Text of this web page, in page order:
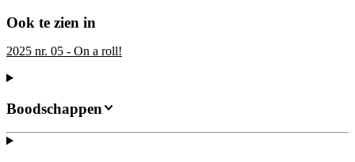
Ook te zien in
2025 nr. 05 - On a roll!
Boodschappen